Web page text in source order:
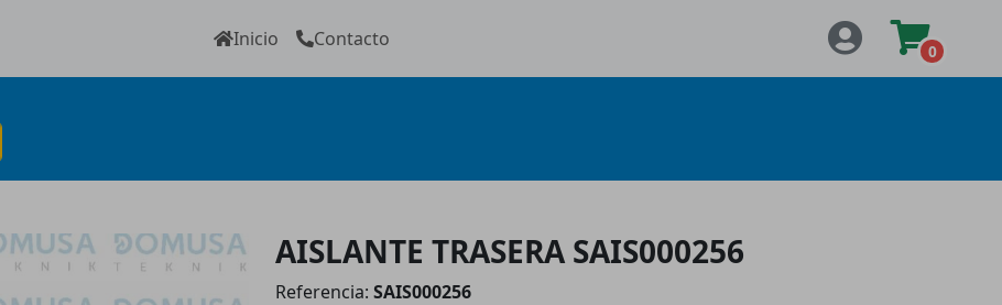
Inicio Contacto
0
AISLANTE TRASERA SAIS000256
Referencia: SAIS000256